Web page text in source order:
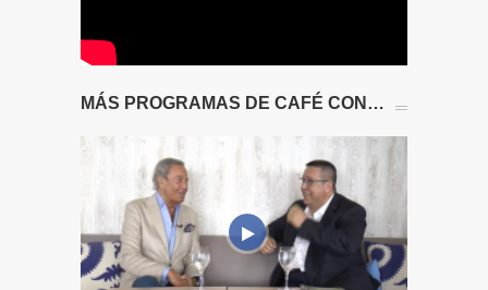
MÁS PROGRAMAS DE CAFÉ CON…